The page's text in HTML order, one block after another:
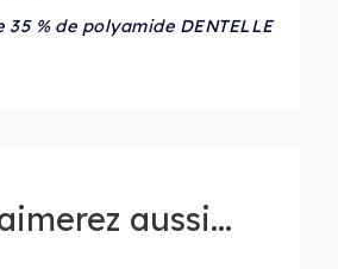
35 % de polyamide DENTELLE
aussi...